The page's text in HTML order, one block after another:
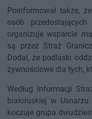
Poinformował także,
osób
organizuje wsparcie
są przez Straż
Dodał, że podlaski
żywnościowe dla tych,
Według informacji
białoruskiej w
koczuje grupa